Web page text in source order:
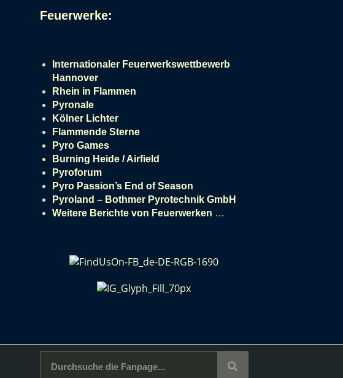
Feuerwerke:
Internationaler Feuerwerkswettbewerb
Hannover
Rhein in Flammen
Pyronale
Kölner Lichter
Flammende Sterne
Pyro Games
Burning Heide / Airfield
Pyroforum
Pyro Passion’s End of Season
Pyroland – Bothmer Pyrotechnik GmbH
Weitere Berichte von Feuerwerken …